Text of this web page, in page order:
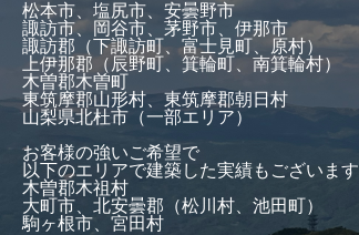
松本市、塩尻市、安曇野市
諏訪市、岡谷市、茅野市、伊那市
諏訪郡（下諏訪町、富士見町、原村）
上伊那郡（辰野町、箕輪町、南箕輪村）
木曽郡木曽町
東筑摩郡山形村、東筑摩郡朝日村
山梨県北杜市（一部エリア）
お客様の強いご希望で
以下のエリアで建築した実績もございます
木曽郡木祖村
大町市、北安曇郡（松川村、池田町）
駒ヶ根市、宮田村